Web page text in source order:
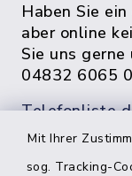
Mit Ihrer
sog. Tracking-
Haben Sie
aber online
Sie uns
04832 6065
Telefonliste